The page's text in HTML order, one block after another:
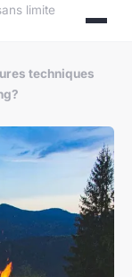
limite
techniques